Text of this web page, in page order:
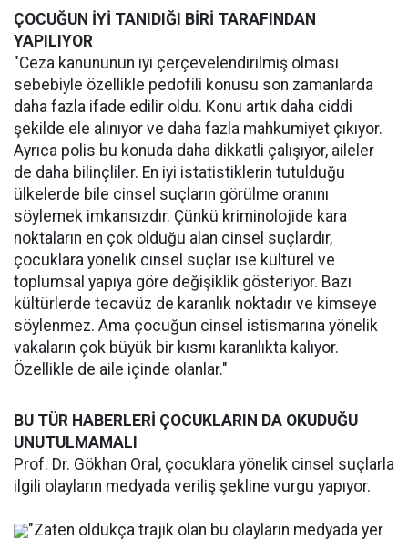
ÇOCUĞUN İYİ TANIDIĞI BİRİ TARAFINDAN
YAPILIYOR
"Ceza kanununun iyi çerçevelendirilmiş olması
sebebiyle özellikle pedofili konusu son zamanlarda
daha fazla ifade edilir oldu. Konu artık daha ciddi
şekilde ele alınıyor ve daha fazla mahkumiyet çıkıyor.
Ayrıca polis bu konuda daha dikkatli çalışıyor, aileler
de daha bilinçliler. En iyi istatistiklerin tutulduğu
ülkelerde bile cinsel suçların görülme oranını
söylemek imkansızdır. Çünkü kriminolojide kara
noktaların en çok olduğu alan cinsel suçlardır,
çocuklara yönelik cinsel suçlar ise kültürel ve
toplumsal yapıya göre değişiklik gösteriyor. Bazı
kültürlerde tecavüz de karanlık noktadır ve kimseye
söylenmez. Ama çocuğun cinsel istismarına yönelik
vakaların çok büyük bir kısmı karanlıkta kalıyor.
Özellikle de aile içinde olanlar."
BU TÜR HABERLERİ ÇOCUKLARIN DA OKUDUĞU
UNUTULMAMALI
Prof. Dr. Gökhan Oral, çocuklara yönelik cinsel suçlarla
ilgili olayların medyada veriliş şekline vurgu yapıyor.
"Zaten oldukça trajik olan bu olayların medyada yer